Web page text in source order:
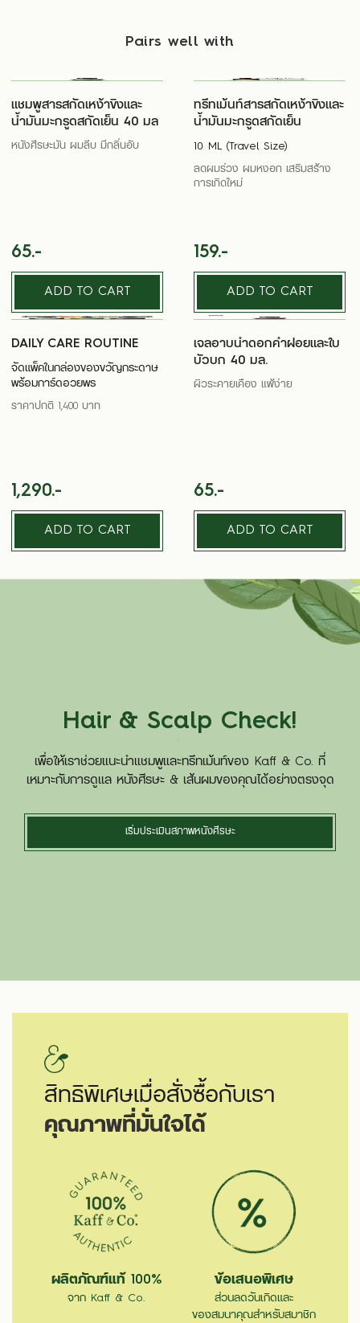
Pairs well with
แชมพูสารสกัดเหง้าขิงและ
น้ำมันมะกรูดสกัดเย็น 40 มล
หนังศีรษะมัน ผมลีบ มีกลิ่นอับ
65.-
ADD TO CART
ทรีทเม้นท์สารสกัดเหง้าขิงและ
น้ำมันมะกรูดสกัดเย็น
10 ML (Travel Size)
ลดผมร่วง ผมหงอก เสริมสร้าง
การเกิดใหม่
159.-
ADD TO CART
DAILY CARE ROUTINE
จัดแพ็คในกล่องของขวัญกระดาษ
พร้อมการ์ดอวยพร
ราคาปกติ 1,400 บาท
1,290.-
ADD TO CART
เจลอาบน้ำดอกคำฝอยและใบ
บัวบก 40 มล.
ผิวระคายเคือง แพ้ง่าย
65.-
ADD TO CART
Hair & Scalp Check!
เพื่อให้เราช่วยแนะนำแชมพูและทรีทเม้นท์ของ Kaff & Co. ที่
เหมาะกับการดูแล หนังศีรษะ & เส้นผมของคุณได้อย่างตรงจุด
เริ่มประเมินสภาพหนังศีรษะ
สิทธิพิเศษเมื่อสั่งซื้อกับเรา
คุณภาพที่มั่นใจได้
ผลิตภัณฑ์แท้ 100%
จาก Kaff & Co.
ข้อเสนอพิเศษ
ส่วนลดวันเกิดและ
ของสมนาคุณสำหรับสมาชิก